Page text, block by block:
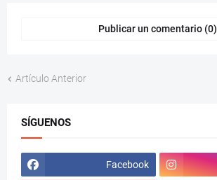
Publicar un comentario (0)
Artículo Anterior
SÍGUENOS
Facebook